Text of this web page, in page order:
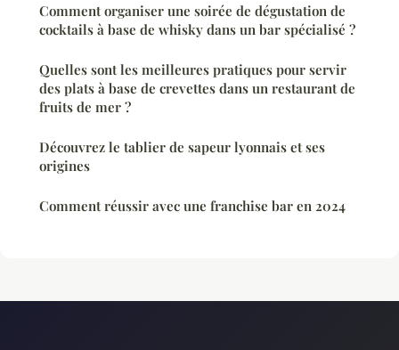
Comment organiser une soirée de dégustation de
cocktails à base de whisky dans un bar spécialisé ?
Quelles sont les meilleures pratiques pour servir
des plats à base de crevettes dans un restaurant de
fruits de mer ?
Découvrez le tablier de sapeur lyonnais et ses
origines
Comment réussir avec une franchise bar en 2024